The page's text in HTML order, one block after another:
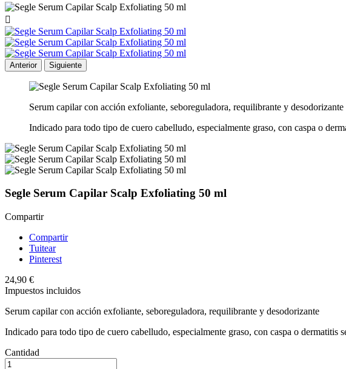

Anterior Siguiente
Serum capilar con acción exfoliante, seboreguladora, requilibrante y desodorizante
Indicado para todo tipo de cuero cabelludo, especialmente graso, con caspa o
Segle Serum Capilar Scalp Exfoliating 50 ml
Compartir
Compartir
Tuitear
Pinterest
24,90 €
Impuestos incluidos
Serum capilar con acción exfoliante, seboreguladora, requilibrante y desodorizante
Indicado para todo tipo de cuero cabelludo, especialmente graso, con caspa o dermatitis
Cantidad